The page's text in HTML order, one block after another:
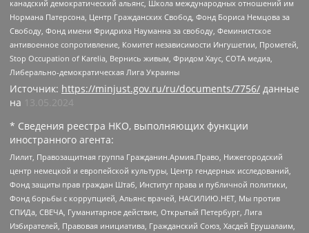
канадский демократический альянс, Школа международных отношений им
Нормана Патерсона, Центр Гражданских Свобод, Фонд Бориса Немцова за
Свободу, Фонд имени Фридриха Науманна за свободу, Феминистское
антивоенное сопротивление, Комитет независимости Ингушетии, Прометей,
Stop Occupation of Karelia, Вернись живым, Фридом Хаус, СОТА медиа,
Либерально-демократическая Лига Украины
Источник: https://minjust.gov.ru/ru/documents/7756/ данные
на
13.05.2024
* Сведения реестра НКО, выполняющих функции
иностранного агента:
Лилит, Правозащитная группа Гражданин.Армия.Право, Нижегородский
центр немецкой и европейской культуры, Центр гендерных исследований,
Фонд защиты прав граждан Штаб, Институт права и публичной политики,
Фонд борьбы с коррупцией, Альянс врачей, НАСИЛИЮ.НЕТ, Мы против
СПИДа, СВЕЧА, Гуманитарное действие, Открытый Петербург, Лига
Избирателей, Правовая инициатива, Гражданский Союз, Хасдей Ерушалаим,